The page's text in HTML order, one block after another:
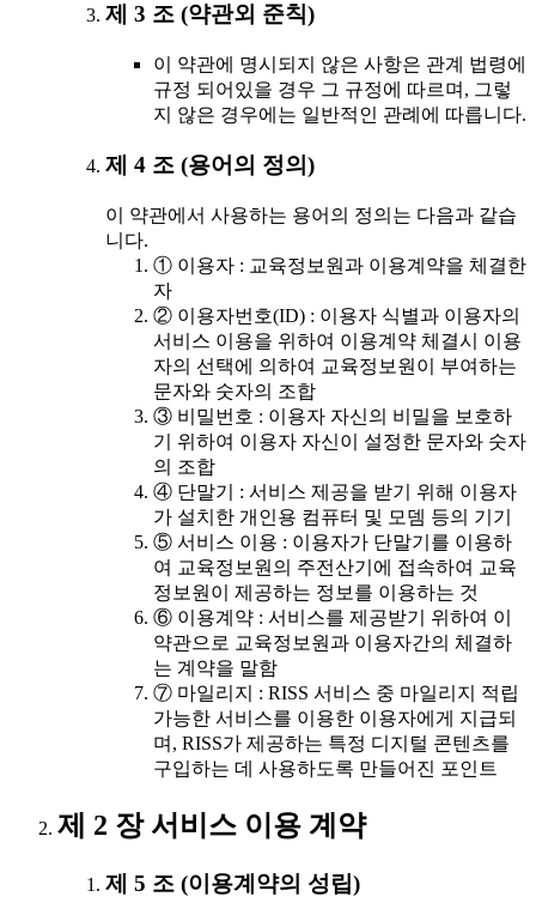
제 3 조 (약관외 준칙)
이 약관에 명시되지 않은 사항은 관계 법령에
규정 되어있을 경우 그 규정에 따르며, 그렇
지 않은 경우에는 일반적인 관례에 따릅니다.
제 4 조 (용어의 정의)
이 약관에서 사용하는 용어의 정의는 다음과 같습
니다.
① 이용자 : 교육정보원과 이용계약을 체결한
자
② 이용자번호(ID) : 이용자 식별과 이용자의
서비스 이용을 위하여 이용계약 체결시 이용
자의 선택에 의하여 교육정보원이 부여하는
문자와 숫자의 조합
③ 비밀번호 : 이용자 자신의 비밀을 보호하
기 위하여 이용자 자신이 설정한 문자와 숫자
의 조합
④ 단말기 : 서비스 제공을 받기 위해 이용자
가 설치한 개인용 컴퓨터 및 모뎀 등의 기기
⑤ 서비스 이용 : 이용자가 단말기를 이용하
여 교육정보원의 주전산기에 접속하여 교육
정보원이 제공하는 정보를 이용하는 것
⑥ 이용계약 : 서비스를 제공받기 위하여 이
약관으로 교육정보원과 이용자간의 체결하
는 계약을 말함
⑦ 마일리지 : RISS 서비스 중 마일리지 적립
가능한 서비스를 이용한 이용자에게 지급되
며, RISS가 제공하는 특정 디지털 콘텐츠를
구입하는 데 사용하도록 만들어진 포인트
제 2 장 서비스 이용 계약
제 5 조 (이용계약의 성립)